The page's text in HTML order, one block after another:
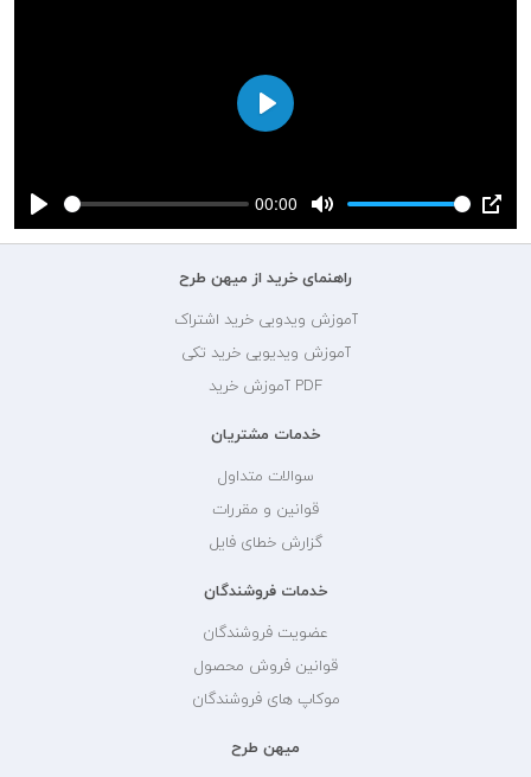
Play
00:00
Mute PIP
Play
راهنمای خرید از میهن طرح
آموزش ویدویی خرید اشتراک
آموزش ویدیویی خرید تکی
PDF آموزش خرید
خدمات مشتریان
سوالات متداول
قوانین و مقررات
گزارش خطای فایل
خدمات فروشندگان
عضویت فروشندگان
قوانین فروش محصول
موکاپ های فروشندگان
میهن طرح